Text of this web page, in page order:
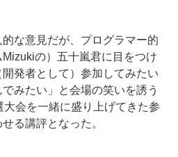
な意見だが、プログラマー的
の）五十嵐君に目をつけ
発者として）参加してみたい
みたい」と会場の笑いを誘う
会を一緒に盛り上げてきた参
る講評となった。